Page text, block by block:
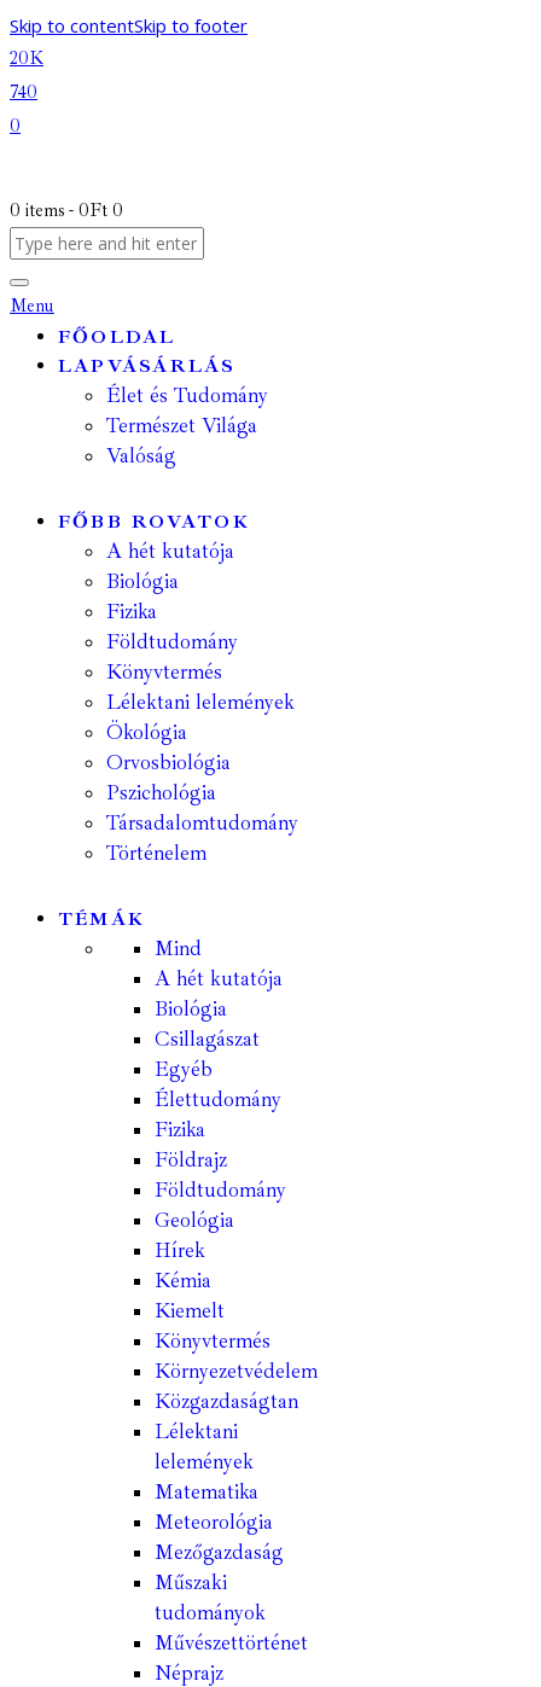
Skip to contentSkip to footer
20K
740
0
0 items - 0Ft 0
Menu
FŐOLDAL
LAPVÁSÁRLÁS
Élet és Tudomány
Természet Világa
Valóság
FŐBB ROVATOK
A hét kutatója
Biológia
Fizika
Földtudomány
Könyvtermés
Lélektani lelemények
Ökológia
Orvosbiológia
Pszichológia
Társadalomtudomány
Történelem
TÉMÁK
Mind
A hét kutatója
Biológia
Csillagászat
Egyéb
Élettudomány
Fizika
Földrajz
Földtudomány
Geológia
Hírek
Kémia
Kiemelt
Könyvtermés
Környezetvédelem
Közgazdaságtan
Lélektani
lelemények
Matematika
Meteorológia
Mezőgazdaság
Műszaki
tudományok
Művészettörténet
Néprajz